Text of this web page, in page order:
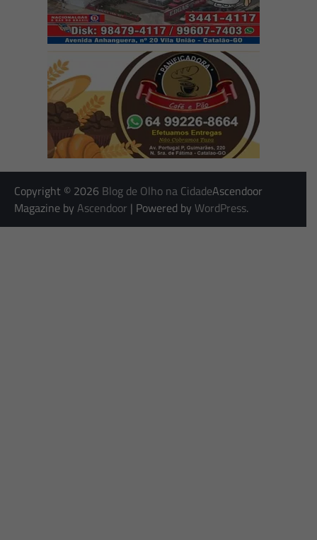
Copyright © 2026 Blog de Olho na CidadeAscendoor
Magazine by Ascendoor | Powered by WordPress.